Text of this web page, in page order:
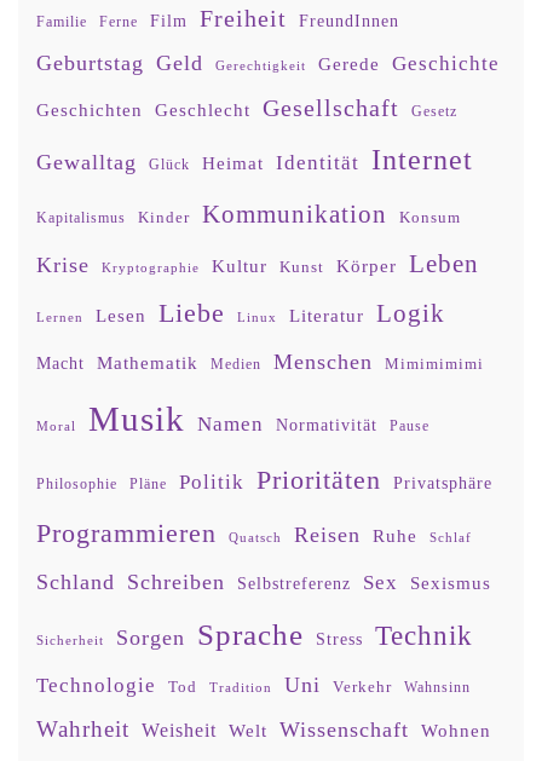
Familie Ferne Film Freiheit FreundInnen
Geburtstag Geld Gerechtigkeit Gerede Geschichte
Geschichten Geschlecht Gesellschaft Gesetz
Gewalltag Glück Heimat Identität Internet
Kapitalismus Kinder Kommunikation Konsum
Krise Kryptographie Kultur Kunst Körper Leben
Lernen Lesen Liebe Linux Literatur Logik
Macht Mathematik Medien Menschen Mimimimimi
Moral Musik Namen Normativität Pause
Philosophie Pläne Politik Prioritäten Privatsphäre
Programmieren Quatsch Reisen Ruhe Schlaf
Schland Schreiben Selbstreferenz Sex Sexismus
Sicherheit Sorgen Sprache Stress Technik
Technologie Tod Tradition Uni Verkehr Wahnsinn
Wahrheit Weisheit Welt Wissenschaft Wohnen